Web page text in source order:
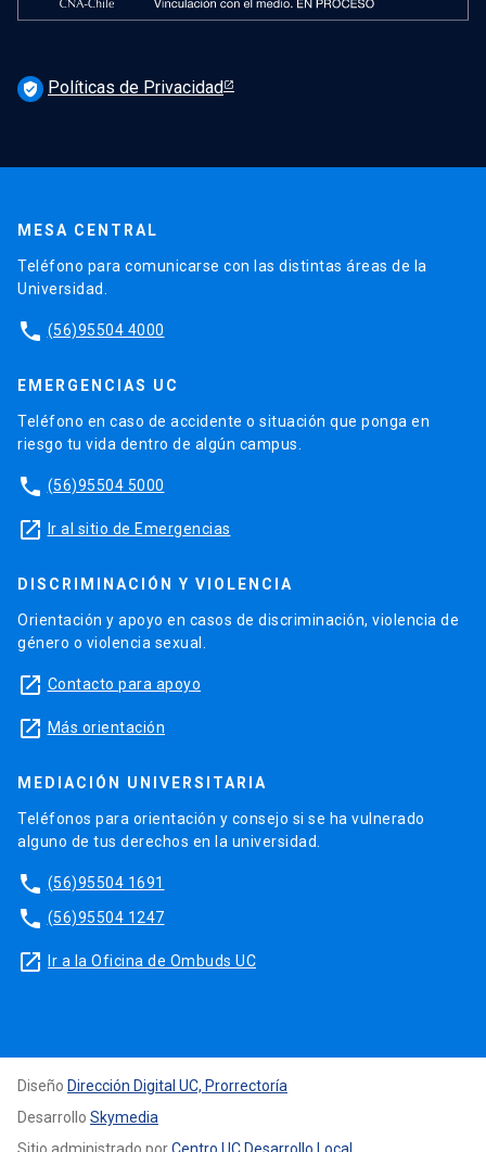
verified_user Políticas de Privacidad
MESA CENTRAL
Teléfono para comunicarse con las distintas áreas de la
Universidad.
phone (56)95504 4000
EMERGENCIAS UC
Teléfono en caso de accidente o situación que ponga en
riesgo tu vida dentro de algún campus.
phone (56)95504 5000
launch Ir al sitio de Emergencias
DISCRIMINACIÓN Y VIOLENCIA
Orientación y apoyo en casos de discriminación, violencia de
género o violencia sexual.
launch Contacto para apoyo
launch Más orientación
MEDIACIÓN UNIVERSITARIA
Teléfonos para orientación y consejo si se ha vulnerado
alguno de tus derechos en la universidad.
phone (56)95504 1691
phone (56)95504 1247
launch Ir a la Oficina de Ombuds UC
Diseño Dirección Digital UC, Prorrectoría
Desarrollo Skymedia